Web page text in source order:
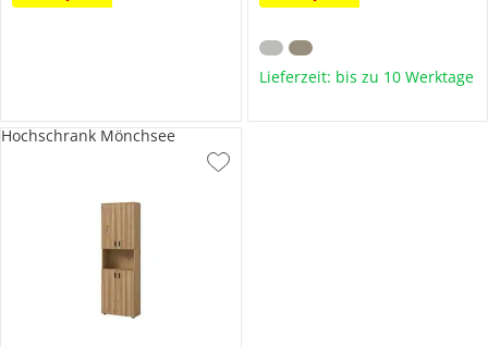
Lieferzeit: bis zu 10 Werktage
Hochschrank Mönchsee